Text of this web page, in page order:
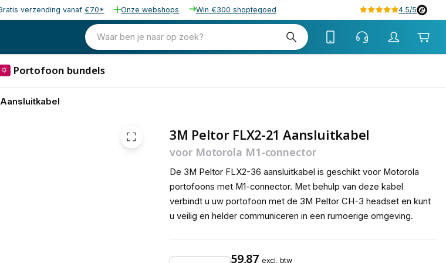
verzending vanaf €70* Onze webshops Win €300 shoptegoed 4.5/5
Waar ben je naar op zoek?
⛭ Portofoon bundels
3M Peltor FLX2-21 Aansluitkabel
voor Motorola M1-connector
De 3M Peltor FLX2-36 aansluitkabel is geschikt voor Motorola
portofoons met M1-connector. Met behulp van deze kabel
verbindt u uw portofoon met de 3M Peltor CH-3 headset en kunt
u veilig en helder communiceren in een rumoerige omgeving.
59,87 excl. btw
59,87 excl. btw
72,44 incl. btw